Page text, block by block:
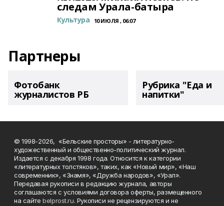
следам Урала-батыра
Культура 10 ИЮЛЯ , 06:07
Партнеры
Фотобанк
журналистов РБ
Рубрика "Еда и
напитки"
© 1998-2026, «Бельские просторы» - литературно-
художественный и общественно-политический журнал.
Издается с декабря 1998 года. Относится к категории
«литературных толстяков», таких, как «Новый мир», «Наш
современник», «Знамя», «Дружба народов», «Урал».
Передавая рукописи в редакцию журнала, авторы
соглашаются с условиями договора оферты, размещенного
на сайтеbelprost.ru. Рукописи не рецензируются и не